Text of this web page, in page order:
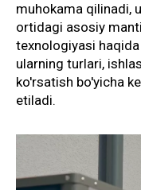
muhokama qilinadi,
ortidagi asosiy
texnologiyasi
ularning turlari,
ko'rsatish bo'yicha
etiladi.